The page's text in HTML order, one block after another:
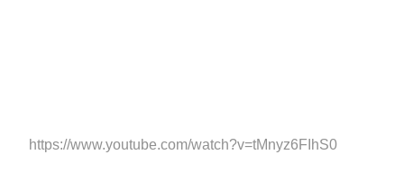
https://www.youtube.com/watch?v=tMnyz6FIhS0